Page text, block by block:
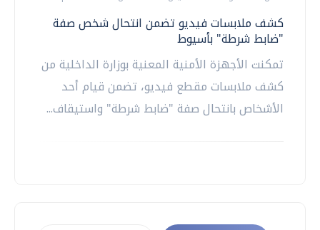
كشف ملابسات فيديو تضمن انتحال شخص صفة
"ضابط شرطة" بأسيوط
تمكنت الأجهزة الأمنية المعنية بوزارة الداخلية من
كشف ملابسات مقطع فيديو، تضمن قيام أحد
الأشخاص بانتحال صفة "ضابط شرطة" واستيقاف...